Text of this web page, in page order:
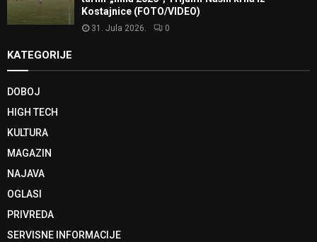
Kostajnice (FOTO/VIDEO)
31. Jula 2026. 0
KATEGORIJE
DOBOJ
HIGH TECH
KULTURA
MAGAZIN
NAJAVA
OGLASI
PRIVREDA
SERVISNE INFORMACIJE